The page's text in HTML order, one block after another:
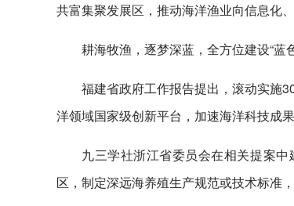
共富集聚发展区，推动海洋渔业向信息化
耕海牧渔，逐梦深蓝，全方位建设“蓝
福建省政府工作报告提出，滚动实施
洋领域国家级创新平台，加速海洋科技成果
九三学社浙江省委员会在相关提案
区，制定深远海养殖生产规范或技术标准